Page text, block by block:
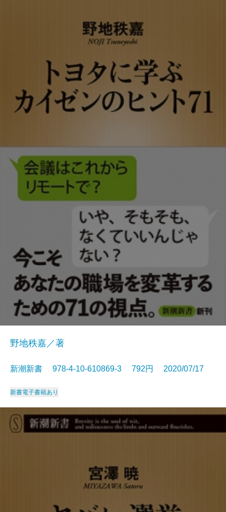
野地秩嘉／著
新潮新書 978-4-10-610869-3 792円 2020/07/17
新書電子書籍あり